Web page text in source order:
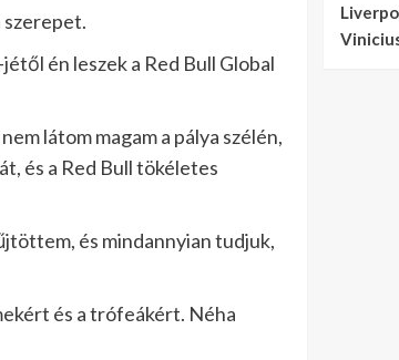
én leszek a Red Bull Global
látom magam a pálya szélén,
és a Red Bull tökéletes
és mindannyian tudjuk,
és a trófeákért. Néha